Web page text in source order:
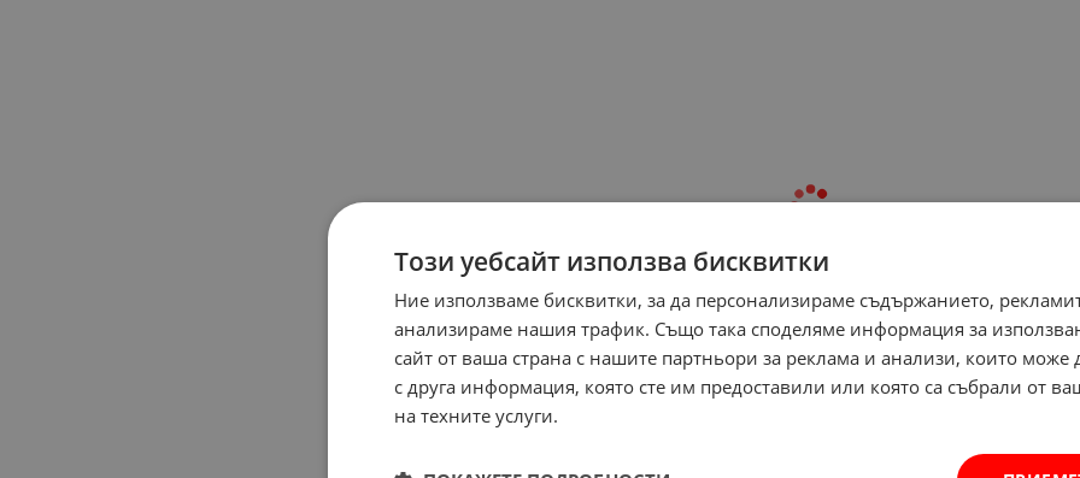
Този уебсайт използва бисквитки
Ние използваме бисквитки, за да персонализираме съдържанието,
анализираме нашия трафик. Също така споделяме информация за
сайт от ваша страна с нашите партньори за реклама и анализи, които може
с друга информация, която сте им предоставили или която са събрали от
на техните услуги.